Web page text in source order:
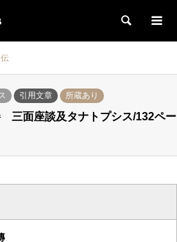
検索
引用文章 所蔵あり
三面座談及タナトプシス/132ペー